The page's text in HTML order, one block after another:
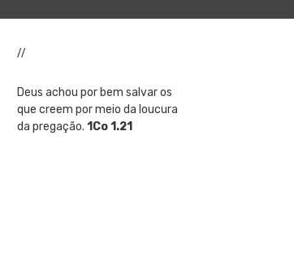
//
Deus achou por bem salvar os
que creem por meio da loucura
da pregação. 1Co 1.21